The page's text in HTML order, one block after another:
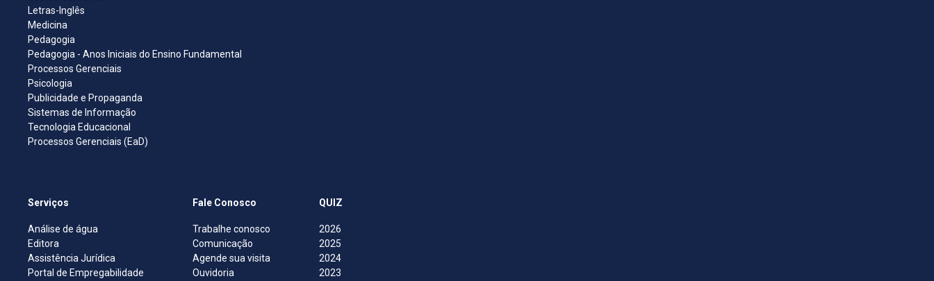
Letras-Inglês
Medicina
Pedagogia
Pedagogia - Anos Iniciais do Ensino Fundamental
Processos Gerenciais
Psicologia
Publicidade e Propaganda
Sistemas de Informação
Tecnologia Educacional
Processos Gerenciais (EaD)
Serviços
Análise de água
Editora
Assistência Jurídica
Portal de Empregabilidade
Fale Conosco
Trabalhe conosco
Comunicação
Agende sua visita
Ouvidoria
QUIZ
2026
2025
2024
2023